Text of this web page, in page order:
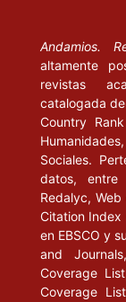
Andamios.
altamente
revistas
catalogada
Country
Sociales.
datos, entre
Redalyc,
Citation Index
en EBSCO y
and
Coverage
Coverage